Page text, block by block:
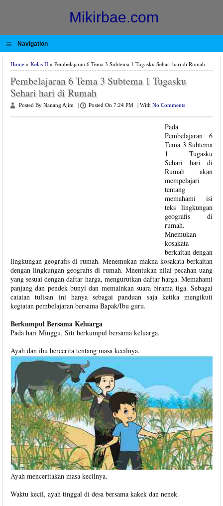
Mikirbae.com
≡ Navigation
Home » Kelas II » Pembelajaran 6 Tema 3 Subtema 1 Tugasku Sehari hari di Rumah
Pembelajaran 6 Tema 3 Subtema 1 Tugasku
Sehari hari di Rumah
Posted By Nanang Ajim Posted On 7:24 PM With No Comments
Pada
Pembelajaran 6
Tema 3 Subtema
1 Tugasku
Sehari hari di
Rumah akan
mempelajari
tentang
memahami isi
teks lingkungan
geografis di
rumah.
Mnemukan
kosakata
berkaitan dengan
lingkungan geografis di rumah. Menemukan makna kosakata berkaitan
dengan lingkungan geografis di rumah. Mnentukan nilai pecahan uang
yang sesuai dengan daftar harga, mengurutkan daftar harga. Memahami
panjang dan pendek bunyi dan memainkan suara birama tiga. Sebagai
catatan tulisan ini hanya sebagai panduan saja ketika mengikuti
kegiatan pembelajaran bersama Bapak/Ibu guru.
Berkumpul Bersama Keluarga
Pada hari Minggu, Siti berkumpul bersama keluarga.
Ayah dan ibu bercerita tentang masa kecilnya.
Ayah menceritakan masa kecilnya.
Waktu kecil, ayah tinggal di desa bersama kakek dan nenek.